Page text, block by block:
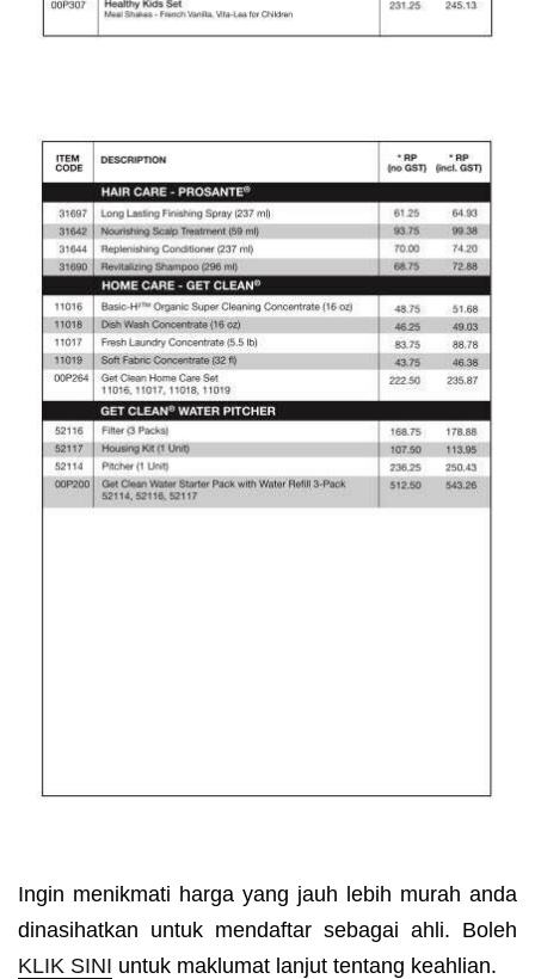
Ingin menikmati harga yang jauh lebih murah anda
dinasihatkan untuk mendaftar sebagai ahli. Boleh
KLIK SINI untuk maklumat lanjut tentang keahlian.